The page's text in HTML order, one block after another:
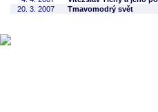
20. 3. 2007
Tmavomodrý svět